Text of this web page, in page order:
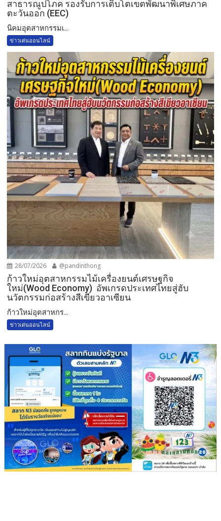
สาธารณูปโภค รองรับการเติบโตเขตพัฒนาพิเศษภาค
ตะวันออก (EEC)
​นิคมอุตสาหกรรมเ...
ข่าวเด่นออนไลน์
28/07/2026 @pandinthong
ก้าวใหม่อุตสาหกรรมไม้เครื่องยนต์เศรษฐกิจ
ใหม่(Wood Economy) อัพเกรดประเทศไทยสู่ฮับ
นวัตกรรมก่อสร้างสีเขียวอาเซียน
ก้าวใหม่อุตสาหกร...
ข่าวเด่นออนไลน์